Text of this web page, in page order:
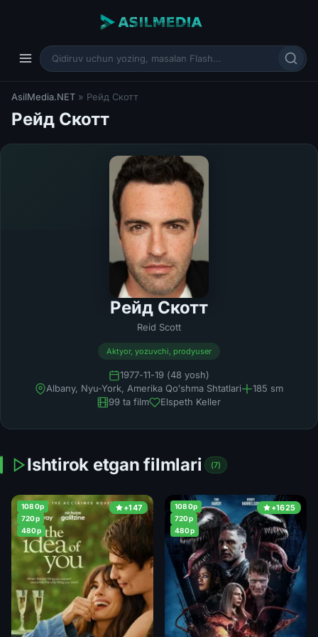
AsilMedia.NET » Рейд Скотт
Рейд Скотт
Рейд Скотт
Reid Scott
Aktyor, yozuvchi, prodyuser
1977-11-19 (48 yosh)
Albany, Nyu-York, Amerika Qoʻshma Shtatlari
185 sm
99 ta film
Elspeth Keller
Ishtirok etgan filmlari (7)
+147
1080p
720p
480p
+1625
1080p
720p
480p